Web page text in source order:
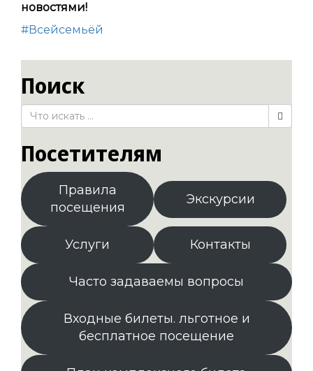
новостями!
#Всейсемьёй
Поиск
Посетителям
Правила
посещения
Экскурсии
Услуги Контакты
Часто задаваемы вопросы
Входные билеты. льготное и
бесплатное посещение